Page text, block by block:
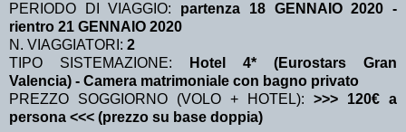
PERIODO DI VIAGGIO: partenza 18 GENNAIO 2020 -
rientro 21 GENNAIO 2020
N. VIAGGIATORI: 2
TIPO SISTEMAZIONE:
Hotel 4* (Eurostars Gran
Valencia) - Camera matrimoniale con bagno privato
PREZZO SOGGIORNO (VOLO + HOTEL): >>> 120€ a
persona <<< (prezzo su base doppia)